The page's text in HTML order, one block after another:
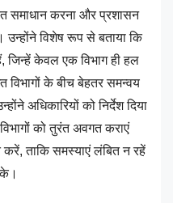
समाधान करना और प्रशासन
उन्होंने विशेष रूप से बताया कि
जिन्हें केवल एक विभाग ही हल
के बीच बेहतर समन्वय
अधिकारियों को निर्देश दिया
को तुरंत अवगत कराएं
ताकि समस्याएं लंबित न रहें